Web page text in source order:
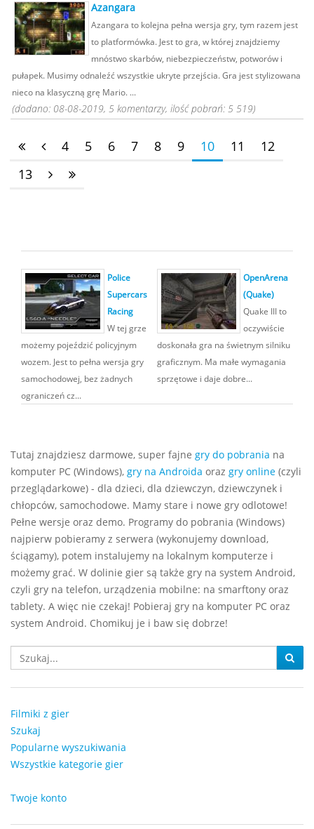
Azangara
Azangara to kolejna pełna wersja gry, tym razem jest
to platformówka. Jest to gra, w której znajdziemy
mnóstwo skarbów, niebezpieczeństw, potworów i
pułapek. Musimy odnaleźć wszystkie ukryte przejścia. Gra jest stylizowana
nieco na klasyczną grę Mario. ...
(dodano: 08-08-2019, 5 komentarzy, ilość pobrań: 5 519)
4 5 6 7 8 9 10 11
12
13
Police
Supercars
Racing
W tej grze
możemy pojeździć policyjnym
wozem. Jest to pełna wersja gry
samochodowej, bez żadnych
ograniczeń cz...
OpenArena
(Quake)
Quake III to
oczywiście
doskonała gra na świetnym silniku
graficznym. Ma małe wymagania
sprzętowe i daje dobre...
Tutaj znajdziesz darmowe, super fajne gry do pobrania na
komputer PC (Windows), gry na Androida oraz gry online (czyli
przeglądarkowe) - dla dzieci, dla dziewczyn, dziewczynek i
chłopców, samochodowe. Mamy stare i nowe gry odlotowe!
Pełne wersje oraz demo. Programy do pobrania (Windows)
najpierw pobieramy z serwera (wykonujemy download,
ściągamy), potem instalujemy na lokalnym komputerze i
możemy grać. W dolinie gier są także gry na system Android,
czyli gry na telefon, urządzenia mobilne: na smarftony oraz
tablety. A więc nie czekaj! Pobieraj gry na komputer PC oraz
system Android. Chomikuj je i baw się dobrze!
Filmiki z gier
Szukaj
Popularne wyszukiwania
Wszystkie kategorie gier
Twoje konto